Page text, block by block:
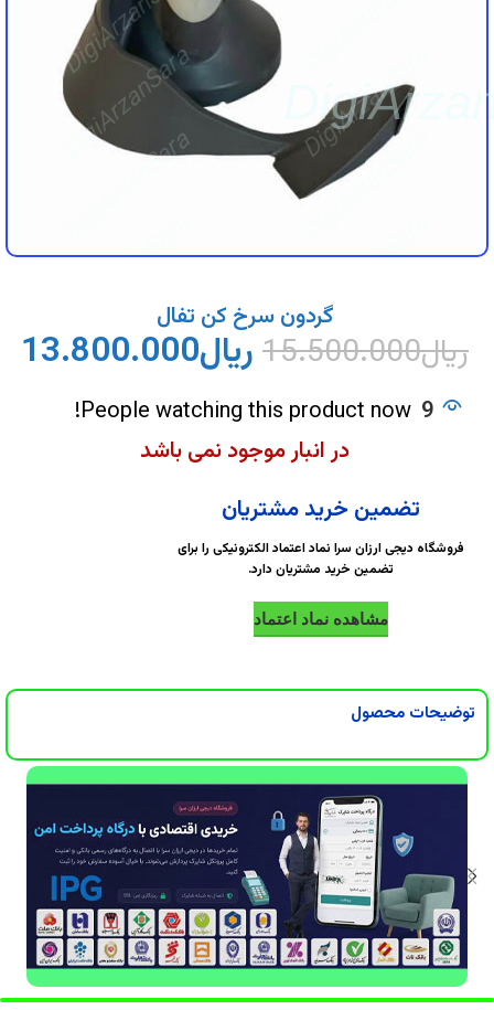
DigiArzanSara
DigiArzanSara
DigiArzanSara
DigiArzanSara
DigiArzanSara
DigiArzanSara
DigiArzanSara
DigiArzanSara
DigiArzanSara
DigiArzanSara
DigiArzanSara
DigiArzanSara
DigiArzanSara
DigiArzanSara
DigiArzanSara
DigiArzanSara
DigiArzanSara
DigiArzanSara
DigiArzanSara
DigiArzanSara
گردون سرخ کن تفال
ریال15.500.000 ریال13.800.000
9
People watching this product now!
در انبار موجود نمی باشد
تضمین خرید مشتریان
فروشگاه دیجی ارزان سرا نماد اعتماد الکترونیکی را برای
تضمین خرید مشتریان دارد.
مشاهده نماد اعتماد
توضیحات محصول